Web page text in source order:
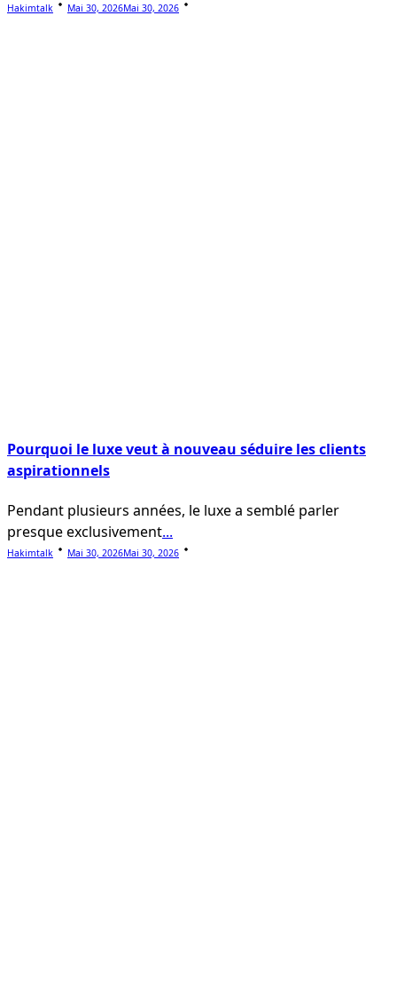
Hakimtalk Mai 30, 2026Mai 30, 2026
Pourquoi le luxe veut à nouveau séduire les clients
aspirationnels
Pendant plusieurs années, le luxe a semblé parler
presque exclusivement...
Hakimtalk Mai 30, 2026Mai 30, 2026